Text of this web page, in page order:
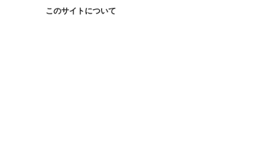
このサイトについて